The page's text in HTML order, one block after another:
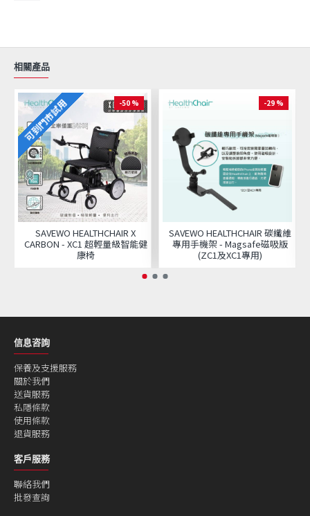
相關產品
可到門市試用 -50 %
SAVEWO HEALTHCHAIR X
CARBON - XC1 超輕量級智能健
康椅
-29 %
SAVEWO HEALTHCHAIR 碳纖維
專用手機架 - Magsafe磁吸版
(ZC1及XC1專用)
信息咨詢
保養及支援服務
關於我們
送貨服務
私隱條款
使用條款
退貨服務
客戶服務
聯絡我們
批發查詢